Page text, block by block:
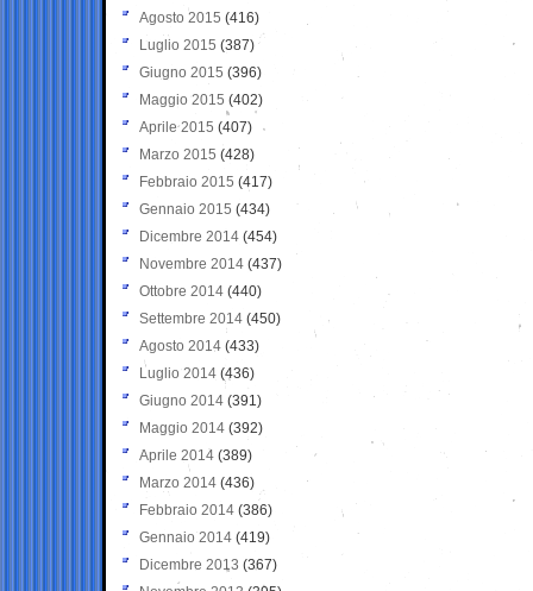
Agosto 2015 (416)
Luglio 2015 (387)
Giugno 2015 (396)
Maggio 2015 (402)
Aprile 2015 (407)
Marzo 2015 (428)
Febbraio 2015 (417)
Gennaio 2015 (434)
Dicembre 2014 (454)
Novembre 2014 (437)
Ottobre 2014 (440)
Settembre 2014 (450)
Agosto 2014 (433)
Luglio 2014 (436)
Giugno 2014 (391)
Maggio 2014 (392)
Aprile 2014 (389)
Marzo 2014 (436)
Febbraio 2014 (386)
Gennaio 2014 (419)
Dicembre 2013 (367)